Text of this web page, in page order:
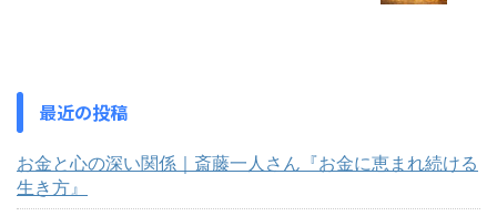
最近の投稿
お金と心の深い関係｜斎藤一人さん『お金に恵まれ続ける
生き方』